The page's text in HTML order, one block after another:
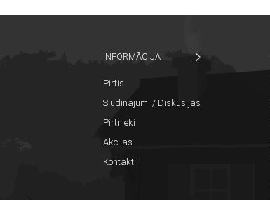
INFORMĀCIJA
Pirtis
Sludinājumi / Diskusijas
Pirtnieki
Akcijas
Kontakti